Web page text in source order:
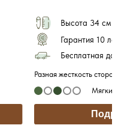
Высота 34 см
Гарантия 10
Бесплатная
Разная жесткость сторон
Мягкий